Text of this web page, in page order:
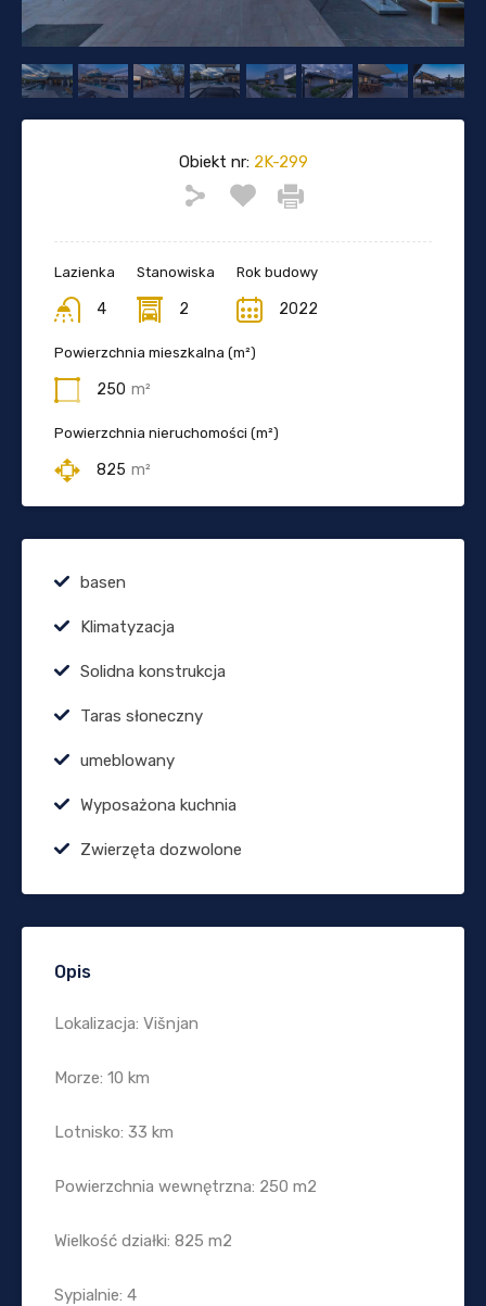
Obiekt nr:2K-299
Lazienka
4
Stanowiska
2
Rok budowy
2022
Powierzchnia mieszkalna (m²)
250 m²
Powierzchnia nieruchomości (m²)
825 m²
basen
Klimatyzacja
Solidna konstrukcja
Taras słoneczny
umeblowany
Wyposażona kuchnia
Zwierzęta dozwolone
Opis
Lokalizacja: Višnjan
Morze: 10 km
Lotnisko: 33 km
Powierzchnia wewnętrzna: 250 m2
Wielkość działki: 825 m2
Sypialnie: 4